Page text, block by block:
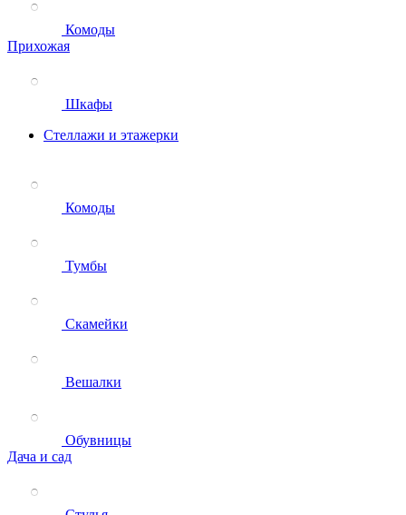
Комоды
Прихожая
Шкафы
Стеллажи и этажерки
Комоды
Тумбы
Скамейки
Вешалки
Обувницы
Дача и сад